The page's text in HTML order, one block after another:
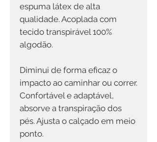
espuma látex de alta
qualidade. Acoplada com
tecido transpirável 100%
algodão.
Diminui de forma eficaz o
impacto ao caminhar ou correr.
Confortável e adaptável,
absorve a transpiração dos
pés. Ajusta o calçado em meio
ponto.